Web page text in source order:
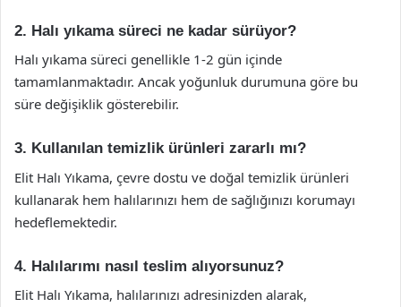
2. Halı yıkama süreci ne kadar sürüyor?
Halı yıkama süreci genellikle 1-2 gün içinde
tamamlanmaktadır. Ancak yoğunluk durumuna göre bu
süre değişiklik gösterebilir.
3. Kullanılan temizlik ürünleri zararlı mı?
Elit Halı Yıkama, çevre dostu ve doğal temizlik ürünleri
kullanarak hem halılarınızı hem de sağlığınızı korumayı
hedeflemektedir.
4. Halılarımı nasıl teslim alıyorsunuz?
Elit Halı Yıkama, halılarınızı adresinizden alarak,